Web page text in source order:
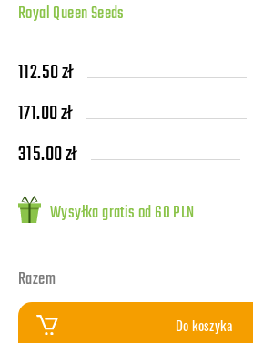
Royal Queen Seeds
112.50 zł
171.00 zł
315.00 zł
Wysyłka gratis od 60 PLN
Razem
Do koszyka